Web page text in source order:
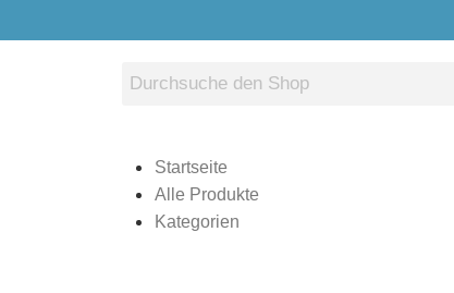
Startseite
Alle Produkte
Kategorien